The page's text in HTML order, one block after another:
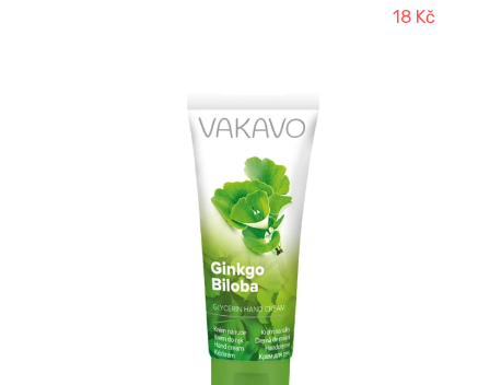
18 Kč